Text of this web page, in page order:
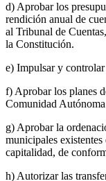
d) Aprobar los
rendición anual de
al Tribunal de
la Constitución.
e) Impulsar y
f) Aprobar los planes
Comunidad
g) Aprobar la
municipales
capitalidad, de
h) Autorizar las